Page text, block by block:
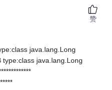
java.lang.Long
type:class java.lang.Long
赞